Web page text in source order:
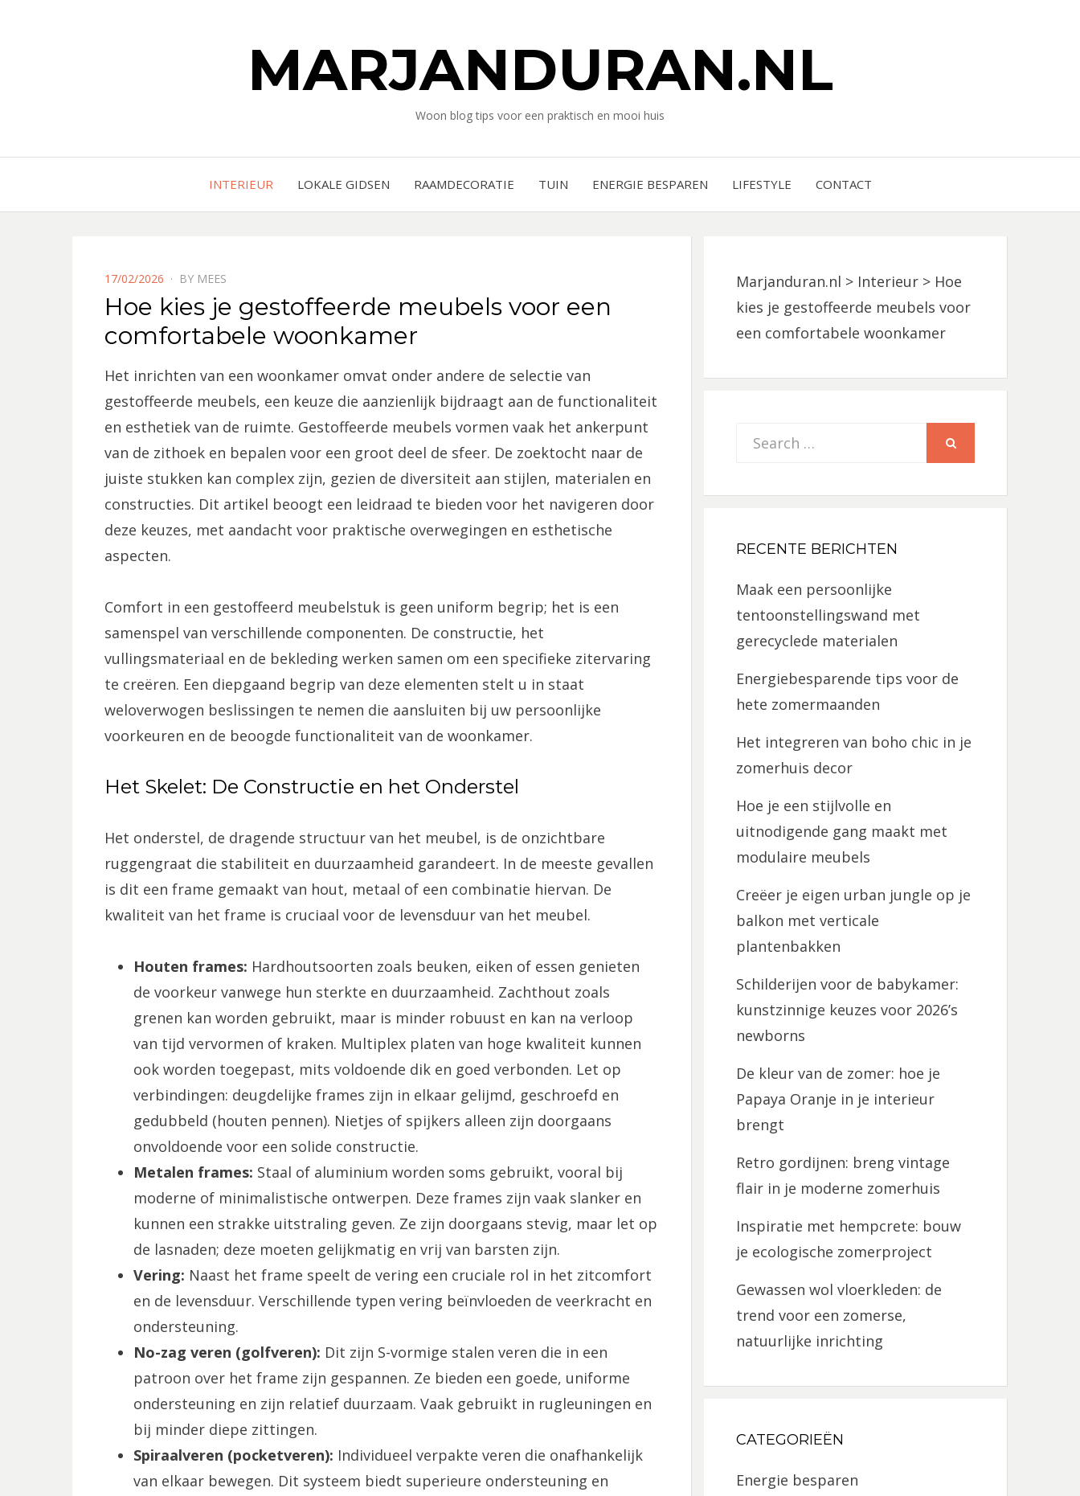
MARJANDURAN.NL
Woon blog tips voor een praktisch en mooi huis
INTERIEUR LOKALE GIDSEN RAAMDECORATIE TUIN ENERGIE BESPAREN LIFESTYLE CONTACT
POSTED
ON
17/02/2026 BY MEES
Hoe kies je gestoffeerde meubels voor een
comfortabele woonkamer
Het inrichten van een woonkamer omvat onder andere de selectie van
gestoffeerde meubels, een keuze die aanzienlijk bijdraagt aan de functionaliteit
en esthetiek van de ruimte. Gestoffeerde meubels vormen vaak het ankerpunt
van de zithoek en bepalen voor een groot deel de sfeer. De zoektocht naar de
juiste stukken kan complex zijn, gezien de diversiteit aan stijlen, materialen en
constructies. Dit artikel beoogt een leidraad te bieden voor het navigeren door
deze keuzes, met aandacht voor praktische overwegingen en esthetische
aspecten.
Comfort in een gestoffeerd meubelstuk is geen uniform begrip; het is een
samenspel van verschillende componenten. De constructie, het
vullingsmateriaal en de bekleding werken samen om een specifieke zitervaring
te creëren. Een diepgaand begrip van deze elementen stelt u in staat
weloverwogen beslissingen te nemen die aansluiten bij uw persoonlijke
voorkeuren en de beoogde functionaliteit van de woonkamer.
Het Skelet: De Constructie en het Onderstel
Het onderstel, de dragende structuur van het meubel, is de onzichtbare
ruggengraat die stabiliteit en duurzaamheid garandeert. In de meeste gevallen
is dit een frame gemaakt van hout, metaal of een combinatie hiervan. De
kwaliteit van het frame is cruciaal voor de levensduur van het meubel.
Houten frames: Hardhoutsoorten zoals beuken, eiken of essen genieten
de voorkeur vanwege hun sterkte en duurzaamheid. Zachthout zoals
grenen kan worden gebruikt, maar is minder robuust en kan na verloop
van tijd vervormen of kraken. Multiplex platen van hoge kwaliteit kunnen
ook worden toegepast, mits voldoende dik en goed verbonden. Let op
verbindingen: deugdelijke frames zijn in elkaar gelijmd, geschroefd en
gedubbeld (houten pennen). Nietjes of spijkers alleen zijn doorgaans
onvoldoende voor een solide constructie.
Metalen frames: Staal of aluminium worden soms gebruikt, vooral bij
moderne of minimalistische ontwerpen. Deze frames zijn vaak slanker en
kunnen een strakke uitstraling geven. Ze zijn doorgaans stevig, maar let op
de lasnaden; deze moeten gelijkmatig en vrij van barsten zijn.
Vering: Naast het frame speelt de vering een cruciale rol in het zitcomfort
en de levensduur. Verschillende typen vering beïnvloeden de veerkracht en
ondersteuning.
No-zag veren (golfveren): Dit zijn S-vormige stalen veren die in een
patroon over het frame zijn gespannen. Ze bieden een goede, uniforme
ondersteuning en zijn relatief duurzaam. Vaak gebruikt in rugleuningen en
bij minder diepe zittingen.
Spiraalveren (pocketveren): Individueel verpakte veren die onafhankelijk
van elkaar bewegen. Dit systeem biedt superieure ondersteuning en
Marjanduran.nl > Interieur > Hoe
kies je gestoffeerde meubels voor
een comfortabele woonkamer
Search
RECENTE BERICHTEN
Maak een persoonlijke
tentoonstellingswand met
gerecyclede materialen
Energiebesparende tips voor de
hete zomermaanden
Het integreren van boho chic in je
zomerhuis decor
Hoe je een stijlvolle en
uitnodigende gang maakt met
modulaire meubels
Creëer je eigen urban jungle op je
balkon met verticale
plantenbakken
Schilderijen voor de babykamer:
kunstzinnige keuzes voor 2026’s
newborns
De kleur van de zomer: hoe je
Papaya Oranje in je interieur
brengt
Retro gordijnen: breng vintage
flair in je moderne zomerhuis
Inspiratie met hempcrete: bouw
je ecologische zomerproject
Gewassen wol vloerkleden: de
trend voor een zomerse,
natuurlijke inrichting
CATEGORIEËN
Energie besparen